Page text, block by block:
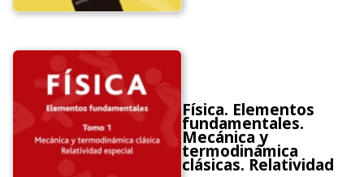
Física. Elementos
fundamentales.
Mecánica y
termodinámica
clásicas. Relatividad